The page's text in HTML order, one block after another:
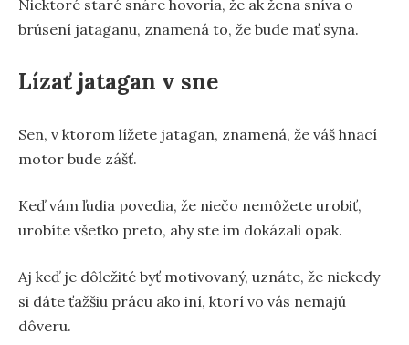
Niektoré staré snáre hovoria, že ak žena sníva o
brúsení jataganu, znamená to, že bude mať syna.
Lízať jatagan v sne
Sen, v ktorom lížete jatagan, znamená, že váš hnací
motor bude zášť.
Keď vám ľudia povedia, že niečo nemôžete urobiť,
urobíte všetko preto, aby ste im dokázali opak.
Aj keď je dôležité byť motivovaný, uznáte, že niekedy
si dáte ťažšiu prácu ako iní, ktorí vo vás nemajú
dôveru.